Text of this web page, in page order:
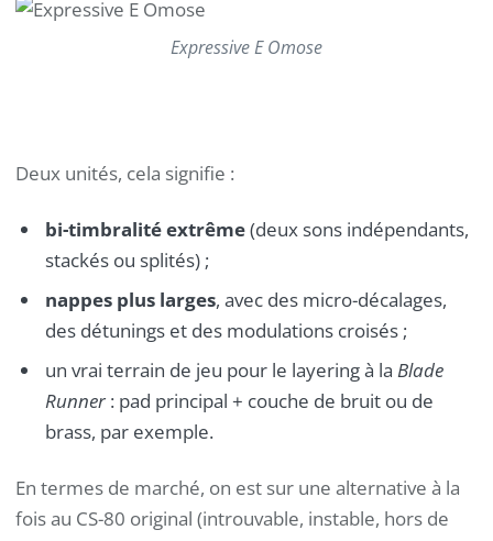
Expressive E Omose
Deux unités, cela signifie :
bi-timbralité extrême(deux sons indépendants,
stackés ou splités) ;
nappes plus larges, avec des micro-décalages,
des détunings et des modulations croisés ;
un vrai terrain de jeu pour le layering à la Blade
Runner: pad principal + couche de bruit ou de
brass, par exemple.
En termes de marché, on est sur une alternative à la
fois au CS-80 original (introuvable, instable, hors de